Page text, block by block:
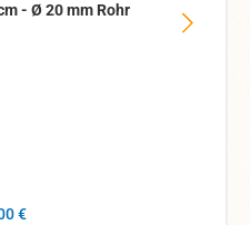
- Ø 20 mm Rohr
Preis:
€